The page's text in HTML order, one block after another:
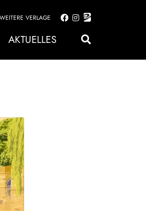
WEITERE VERLAGE
Zur
springen
Zum
springen
AKTUELLES